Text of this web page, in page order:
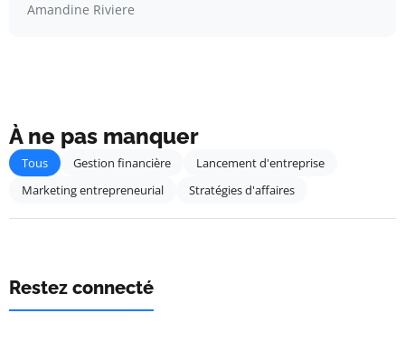
Amandine Riviere
À ne pas manquer
Tous Gestion financière
Lancement d'entreprise
Marketing entrepreneurial
Stratégies d'affaires
Restez connecté